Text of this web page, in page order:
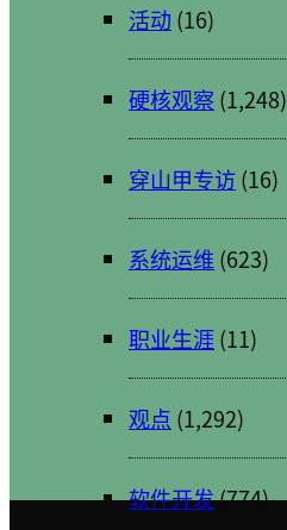
活动 (16)
硬核观察 (1,248)
穿山甲专访(16)
系统运维 (623)
职业生涯(11)
观点 (1,292)
软件开发(774)